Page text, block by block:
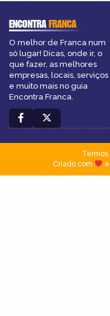
ENCONTRAFRANCA
O melhor de Franca num
só lugar! Dicas, onde ir, o
que fazer, as melhores
empresas, locais, serviços
e muito mais no guia
Encontra Franca.
Termos|
Criado com
e